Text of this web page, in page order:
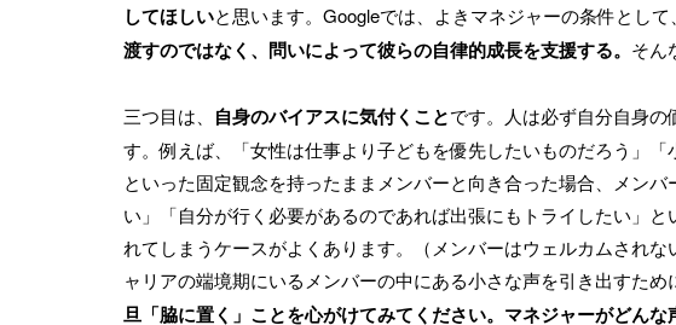
してほしいと思います。Googleでは、よきマネジャーの条件とし
渡すのではなく、問いによって彼らの自律的成長を支援する。 そん
三つ目は、 自身のバイアスに気付くことです。人は必ず自分自身
す。例えば、「女性は仕事より子どもを優先したいものだろう」「
といった固定観念を持ったままメンバーと向き合った場合、メン
い」「自分が行く必要があるのであれば出張にもトライしたい」
れてしまうケースがよくあります。（メンバーはウェルカムされ
ャリアの端境期にいるメンバーの中にある小さな声を引き出すため
旦「脇に置く」ことを心がけてみてください。マネジャーがどん